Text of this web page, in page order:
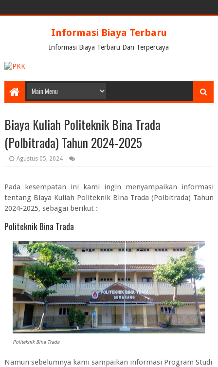
Informasi Biaya Terbaru
Informasi Biaya Terbaru Dan Terpercaya
Biaya Kuliah Politeknik Bina Trada
(Polbitrada) Tahun 2024-2025
Agustus 05, 2024
Pada kesempatan ini kami ingin menyampaikan informasi
tentang Biaya Kuliah Politeknik Bina Trada (Polbitrada) Tahun
2024-2025, sebagai berikut :
Politeknik Bina Trada
Politeknik Bina Trada
Namun sebelumnya kami sampaikan informasi Program Studi